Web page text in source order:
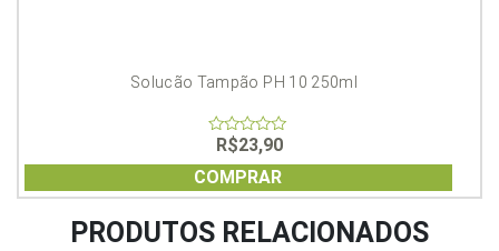
Solucão Tampão PH 10 250ml
of
5
R$23,90
COMPRAR
PRODUTOS RELACIONADOS